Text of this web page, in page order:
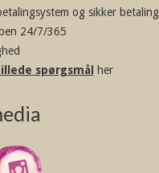
og sikker betaling
24/7/365
spørgsmål her